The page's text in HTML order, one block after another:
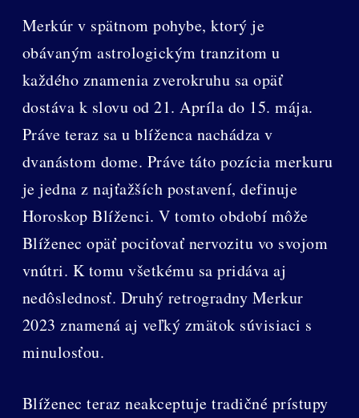
Merkúr v spätnom pohybe, ktorý je
obávaným astrologickým tranzitom u
každého znamenia zverokruhu sa opäť
dostáva k slovu od 21. Apríla do 15. mája.
Práve teraz sa u blíženca nachádza v
dvanástom dome. Práve táto pozícia merkuru
je jedna z najťažších postavení, definuje
Horoskop Blíženci. V tomto období môže
Blíženec opäť pociťovať nervozitu vo svojom
vnútri. K tomu všetkému sa pridáva aj
nedôslednosť. Druhý retrogradny Merkur
2023 znamená aj veľký zmätok súvisiaci s
minulosťou.
Blíženec teraz neakceptuje tradičné prístupy